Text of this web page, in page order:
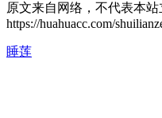
原文来自网络，不代表本
https://huahuacc.com/
睡莲